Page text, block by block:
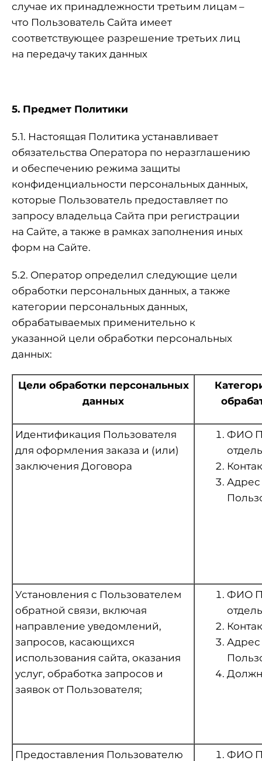
случае их принадлежности третьим лицам –
что Пользователь Сайта имеет
соответствующее разрешение третьих лиц
на передачу таких данных
5. Предмет Политики
5.1. Настоящая Политика устанавливает
обязательства Оператора по неразглашению
и обеспечению режима защиты
конфиденциальности персональных данных,
которые Пользователь предоставляет по
запросу владельца Сайта при регистрации
на Сайте, а также в рамках заполнения иных
форм на Сайте.
5.2. Оператор определил следующие цели
обработки персональных данных, а также
категории персональных данных,
обрабатываемых применительно к
указанной цели обработки персональных
данных:
Цели обработки персональных
данных
Идентификация Пользователя
для оформления заказа и (или)
заключения Договора
ФИО
Адрес
Установления с Пользователем
обратной связи, включая
направление уведомлений,
запросов, касающихся
использования сайта, оказания
услуг, обработка запросов и
заявок от Пользователя;
ФИО
Адрес
Предоставления Пользователю ФИО